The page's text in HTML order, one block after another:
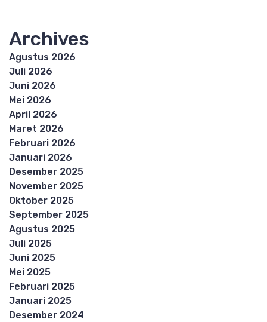
Archives
Agustus 2026
Juli 2026
Juni 2026
Mei 2026
April 2026
Maret 2026
Februari 2026
Januari 2026
Desember 2025
November 2025
Oktober 2025
September 2025
Agustus 2025
Juli 2025
Juni 2025
Mei 2025
Februari 2025
Januari 2025
Desember 2024